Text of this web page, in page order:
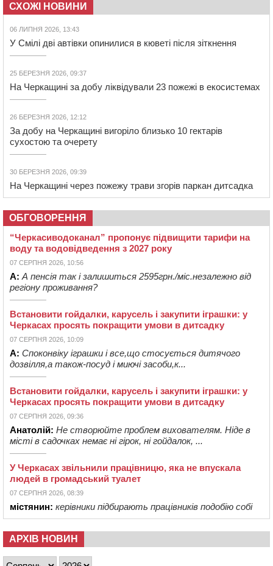
СХОЖІ НОВИНИ
06 ЛИПНЯ 2026, 13:43
У Смілі дві автівки опинилися в кюветі після зіткнення
25 БЕРЕЗНЯ 2026, 09:37
На Черкащині за добу ліквідували 23 пожежі в екосистемах
26 БЕРЕЗНЯ 2026, 12:12
За добу на Черкащині вигоріло близько 10 гектарів
сухостою та очерету
30 БЕРЕЗНЯ 2026, 09:39
На Черкащині через пожежу трави згорів паркан дитсадка
ОБГОВОРЕННЯ
“Черкасиводоканал” пропонує підвищити тарифи на
воду та водовідведення з 2027 року
07 СЕРПНЯ 2026, 10:56
А: А пенсія так і залишиться 2595грн./міс.незалежно від
регіону проживання?
Встановити гойдалки, карусель і закупити іграшки: у
Черкасах просять покращити умови в дитсадку
07 СЕРПНЯ 2026, 10:09
А: Споконвіку іграшки і все,що стосується дитячого
дозвілля,а також-посуд і миючі засоби,к...
Встановити гойдалки, карусель і закупити іграшки: у
Черкасах просять покращити умови в дитсадку
07 СЕРПНЯ 2026, 09:36
Анатолій: Не створюйте проблем вихователям. Ніде в
місті в садочках немає ні гірок, ні гойдалок, ...
У Черкасах звільнили працівницю, яка не впускала
людей в громадський туалет
07 СЕРПНЯ 2026, 08:39
містянин: керівники підбирають працівників подобію собі
АРХІВ НОВИН